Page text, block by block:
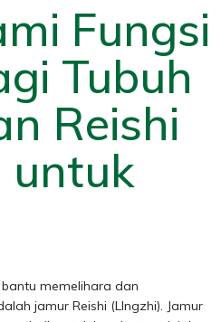
Fungsi
Tubuh
Reishi
untuk
memelihara dan
jamur Reishi (LIngzhi). Jamur